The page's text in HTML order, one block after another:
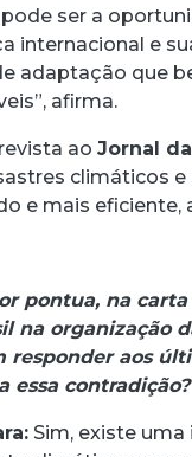
pode ser a
internacional e
adaptação que
afirma.
aoJornal
climáticos
e mais eficiente,
pontua, na
na organização
responder aos
essa contradição?
Sim, existe uma